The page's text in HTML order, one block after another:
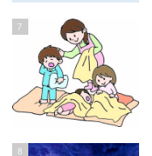
7
8